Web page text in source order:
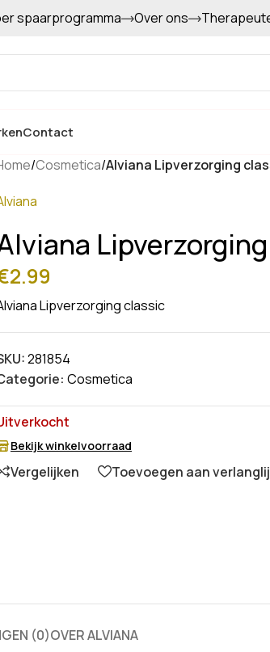
spaarprogramma Over ons
Contact
/Cosmetica/Alviana Lipverzorging
2.99
Lipverzorging classic
281854
Cosmetica
Bekijk winkelvoorraad
Vergelijken Toevoegen aan
(0)OVER ALVIANA